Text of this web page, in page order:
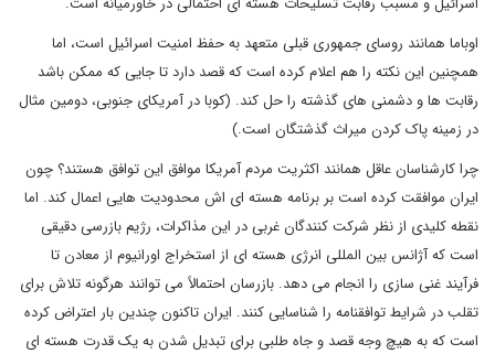
اوباما همانند روسای جمهوری قبلی متعهد به حفظ امنیت اسرائیل است، اما
همچنین این نکته را هم اعلام کرده است که قصد دارد تا جایی که ممکن باشد
رقابت ها و دشمنی های گذشته را حل کند. (کوبا در آمریکای جنوبی، دومین مثال
در زمینه پاک کردن میراث گذشتگان است.)
چرا کارشناسان عاقل همانند اکثریت مردم آمریکا موافق این توافق هستند؟ چون
ایران موافقت کرده است بر برنامه هسته ای اش محدودیت هایی اعمال کند. اما
نقطه کلیدی از نظر شرکت کنندگان غربی در این مذاکرات، رژیم بازرسی دقیقی
است که آژانس بین المللی انرژی هسته ای از استخراج اورانیوم از معادن تا
فرآیند غنی سازی را انجام می دهد. بازرسان احتمالاً می توانند هرگونه تلاش برای
تقلب در شرایط توافقنامه را شناسایی کنند. ایران تاکنون چندین بار اعتراض کرده
است که به هیچ وجه قصد و جاه طلبی برای تبدیل شدن به یک قدرت هسته ای